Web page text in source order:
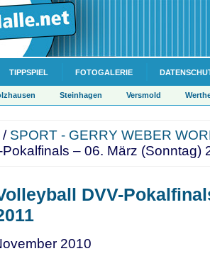
TIPPSPIEL FOTOGALERIE
Steinhagen Versmold
/ SPORT - GERRY WEBER
– 06. März (Sonntag)
DVV-
2010